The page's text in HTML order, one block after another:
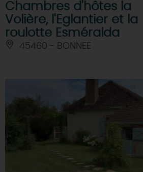
Chambres d'hôtes la
Volière, l'Eglantier et la
roulotte Esméralda
45460 - BONNEE